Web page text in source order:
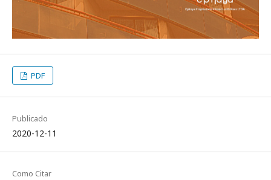
PDF
Publicado
2020-12-11
Como Citar